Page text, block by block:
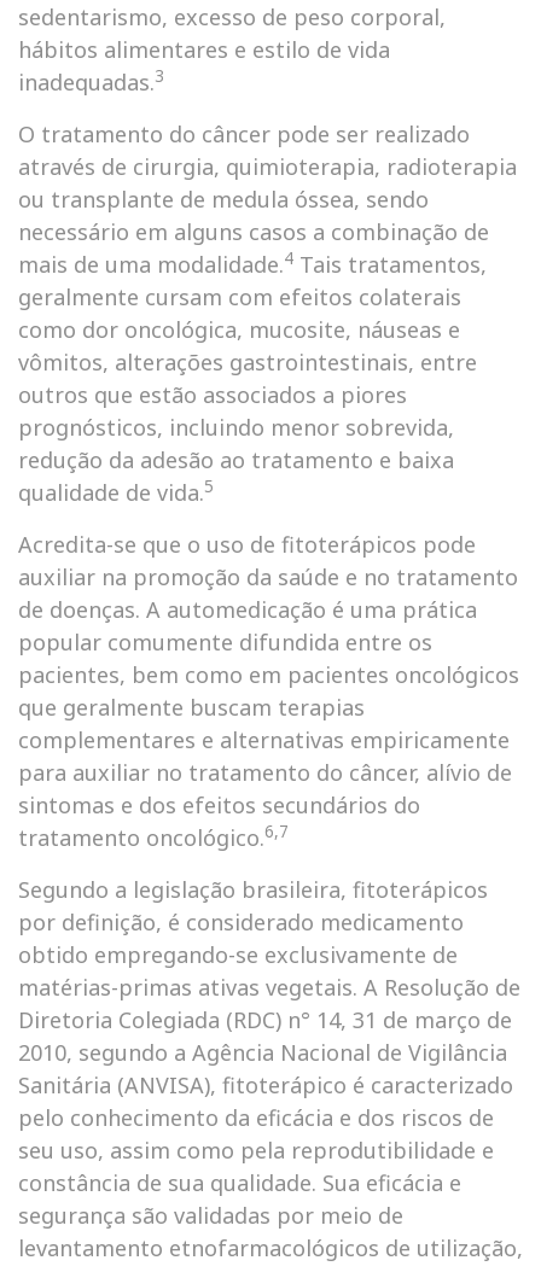
sedentarismo, excesso de peso corporal,
hábitos alimentares e estilo de vida
inadequadas.3
O tratamento do câncer pode ser realizado
através de cirurgia, quimioterapia, radioterapia
ou transplante de medula óssea, sendo
necessário em alguns casos a combinação de
mais de uma modalidade.4 Tais tratamentos,
geralmente cursam com efeitos colaterais
como dor oncológica, mucosite, náuseas e
vômitos, alterações gastrointestinais, entre
outros que estão associados a piores
prognósticos, incluindo menor sobrevida,
redução da adesão ao tratamento e baixa
qualidade de vida.5
Acredita-se que o uso de fitoterápicos pode
auxiliar na promoção da saúde e no tratamento
de doenças. A automedicação é uma prática
popular comumente difundida entre os
pacientes, bem como em pacientes oncológicos
que geralmente buscam terapias
complementares e alternativas empiricamente
para auxiliar no tratamento do câncer, alívio de
sintomas e dos efeitos secundários do
tratamento oncológico.6,7
Segundo a legislação brasileira, fitoterápicos
por definição, é considerado medicamento
obtido empregando-se exclusivamente de
matérias-primas ativas vegetais. A Resolução de
Diretoria Colegiada (RDC) n° 14, 31 de março de
2010, segundo a Agência Nacional de Vigilância
Sanitária (ANVISA), fitoterápico é caracterizado
pelo conhecimento da eficácia e dos riscos de
seu uso, assim como pela reprodutibilidade e
constância de sua qualidade. Sua eficácia e
segurança são validadas por meio de
levantamento etnofarmacológicos de utilização,